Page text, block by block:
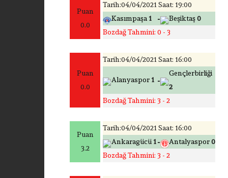
Puan
0.0
Tarih:04/04/2021 Saat: 19:00
Kasımpaşa1 - Beşiktaş0
Bozdağ Tahmini: 0 - 3
Puan
0.0
Tarih:04/04/2021 Saat: 16:00
Alanyaspor1 -
Gençlerbirliği
2
Bozdağ Tahmini: 3 - 2
Puan
3.2
Tarih:04/04/2021 Saat: 16:00
Ankaragücü 1- Antalyaspor0
Bozdağ Tahmini: 3 - 2